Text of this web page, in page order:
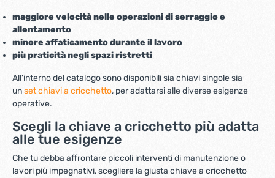
maggiore velocità nelle operazioni di serraggio e
allentamento
minore affaticamento durante il lavoro
più praticità negli spazi ristretti
All'interno del catalogo sono disponibili sia chiavi singole sia
unset chiavi a cricchetto, per adattarsi alle diverse esigenze
operative.
Scegli la chiave a cricchetto più adatta
alle tue esigenze
Che tu debba affrontare piccoli interventi di manutenzione o
lavori più impegnativi, scegliere la giusta chiave a cricchetto